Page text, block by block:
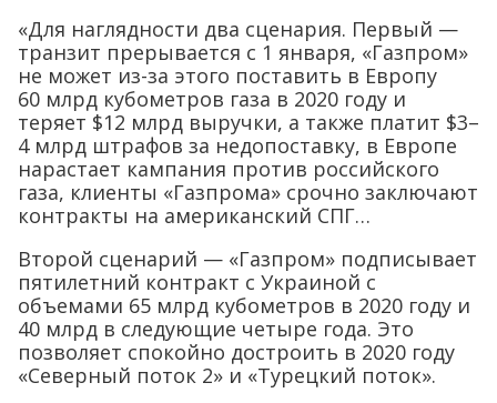
«Для наглядности два сценария. Первый —
транзит прерывается с 1 января, «Газпром»
не может из-за этого поставить в Европу
60 млрд кубометров газа в 2020 году и
теряет $12 млрд выручки, а также платит $3–
4 млрд штрафов за недопоставку, в Европе
нарастает кампания против российского
газа, клиенты «Газпрома» срочно заключают
контракты на американский СПГ…
Второй сценарий — «Газпром» подписывает
пятилетний контракт с Украиной с
объемами 65 млрд кубометров в 2020 году и
40 млрд в следующие четыре года. Это
позволяет спокойно достроить в 2020 году
«Северный поток 2» и «Турецкий поток».